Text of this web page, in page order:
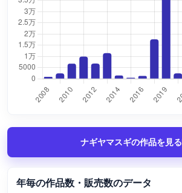
ナギヤマスギの作品を見る
年毎の作品数・販売数のデータ